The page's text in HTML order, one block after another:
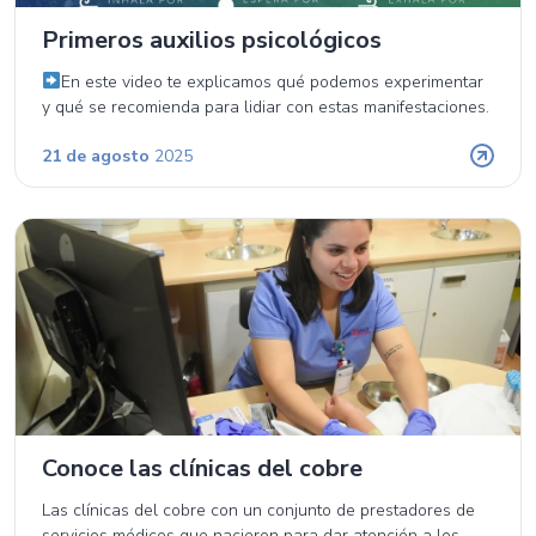
Primeros auxilios psicológicos
En este video te explicamos qué podemos experimentar
y qué se recomienda para lidiar con estas manifestaciones.
21 de agosto 2025
Conoce las clínicas del cobre
Las clínicas del cobre con un conjunto de prestadores de